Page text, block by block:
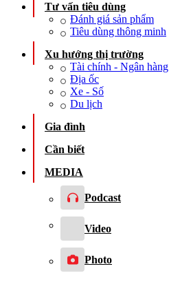
Tư vấn tiêu dùng
Đánh giá sản phẩm
Tiêu dùng thông minh
Xu hướng thị trường
Tài chính - Ngân hàng
Địa ốc
Xe - Số
Du lịch
Gia đình
Cần biết
MEDIA
Podcast
Video
Photo